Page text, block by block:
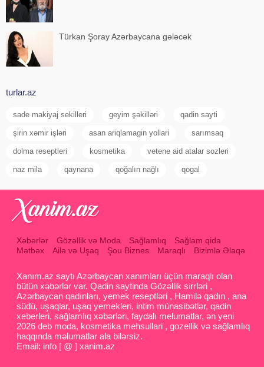
Türkan Şoray Azərbaycana gələcək
turlar.az
sade makiyaj sekilleri geyim şəkilləri qadin sayti
şirin xəmir işləri asan ariqlamagin yollari sarımsaq
dolma reseptleri kosmetika vetene aid atalar sozleri
naz mila qaynana qoğalın nağlı qogal
Xəbərlər Gözəllik və Moda Sağlamlıq
Sağlam qida
Mətbəx
Ailə və Uşaq Şou Biznes Maraqlı Bizimlə Əlaqə
Xanım.az saytı Azərbaycan xanımları üçün maraqlı olan
bütün xəbərlər var. Qadin saytinda Gözəllik sirrləri ,
Azərbaycan qadınları, yemek reseptləri , Hamilə qadın , ana
südü, uşaqlar, uşaq yemekleri, intim münasibətlər, qadin
xeberleri, sağlamlıq xəbərləri, faydalı melumatlar, ən yeni
2026 deb moda, kosmetika mehsullari , gozellik və sağlamlıq
haqqında məlumatlar ala bilərsiz.
Email: info [ @ ] xanim.az